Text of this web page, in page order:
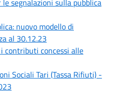
nuovo modello di
al 30.12.23
contributi concessi alle
Sociali Tari (Tassa Rifiuti) -